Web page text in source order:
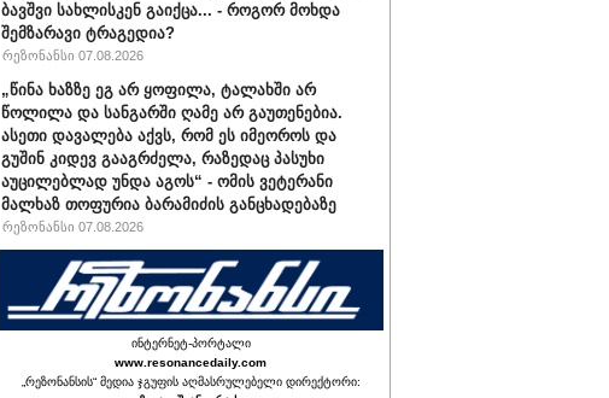
ბავშვი სახლისკენ გაიქცა... - როგორ მოხდა
შემზარავი ტრაგედია?
რეზონანსი 07.08.2026
„წინა ხაზზე ეგ არ ყოფილა, ტალახში არ
წოლილა და სანგარში ღამე არ გაუთენებია.
ასეთი დავალება აქვს, რომ ეს იმეოროს და
გუშინ კიდევ გააგრძელა, რაზედაც პასუხი
აუცილებლად უნდა აგოს“ - ომის ვეტერანი
მალხაზ თოფურია ბარამიძის განცხადებაზე
რეზონანსი 07.08.2026
ინტერნეტ-პორტალი
www.resonancedaily.com
„რეზონანსის“ მედია ჯგუფის აღმასრულებელი დირექტორი: